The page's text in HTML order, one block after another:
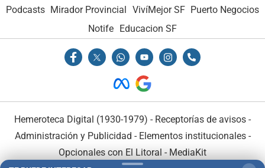
Podcasts Mirador Provincial VivíMejor SF Puerto Negocios
Notife Educacion SF
Hemeroteca Digital (1930-1979) - Receptorías de avisos -
Administración y Publicidad - Elementos institucionales-
Opcionales con El Litoral - MediaKit